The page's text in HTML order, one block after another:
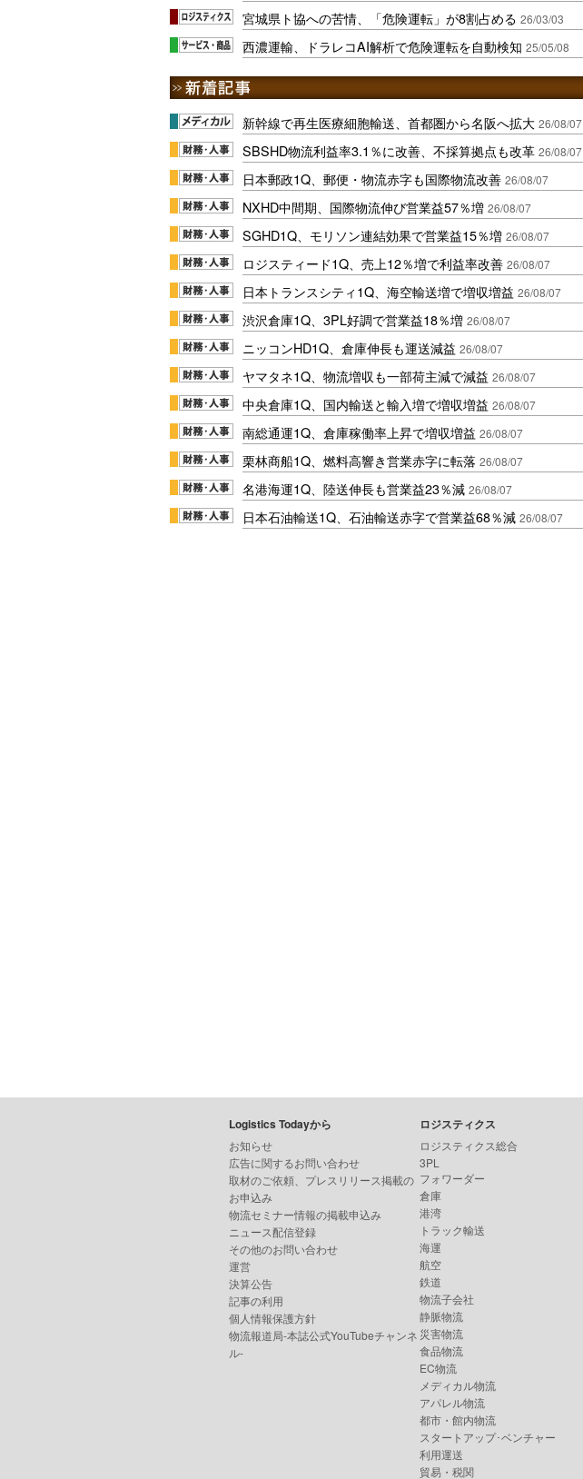
宮城県ト協への苦情、「危険運転」が8割占める 26/03/03
西濃運輸、ドラレコAI解析で危険運転を自動検知 25/05/08
新幹線で再生医療細胞輸送、首都圏から名阪へ拡大 26/08/07
SBSHD物流利益率3.1％に改善、不採算拠点も改革 26/08/07
日本郵政1Q、郵便・物流赤字も国際物流改善 26/08/07
NXHD中間期、国際物流伸び営業益57％増 26/08/07
SGHD1Q、モリソン連結効果で営業益15％増 26/08/07
ロジスティード1Q、売上12％増で利益率改善 26/08/07
日本トランスシティ1Q、海空輸送増で増収増益 26/08/07
渋沢倉庫1Q、3PL好調で営業益18％増 26/08/07
ニッコンHD1Q、倉庫伸長も運送減益 26/08/07
ヤマタネ1Q、物流増収も一部荷主減で減益 26/08/07
中央倉庫1Q、国内輸送と輸入増で増収増益 26/08/07
南総通運1Q、倉庫稼働率上昇で増収増益 26/08/07
栗林商船1Q、燃料高響き営業赤字に転落 26/08/07
名港海運1Q、陸送伸長も営業益23％減 26/08/07
日本石油輸送1Q、石油輸送赤字で営業益68％減 26/08/07
Logistics Todayから
お知らせ
広告に関するお問い合わせ
取材のご依頼、プレスリリース掲載の
お申込み
物流セミナー情報の掲載申込み
ニュース配信登録
その他のお問い合わせ
運営
決算公告
記事の利用
個人情報保護方針
物流報道局-本誌公式YouTubeチャンネ
ル-
ロジスティクス
ロジスティクス総合
3PL
フォワーダー
倉庫
港湾
トラック輸送
海運
航空
鉄道
物流子会社
静脈物流
災害物流
食品物流
EC物流
メディカル物流
アパレル物流
都市・館内物流
スタートアップ･ベンチャー
利用運送
貿易・税関